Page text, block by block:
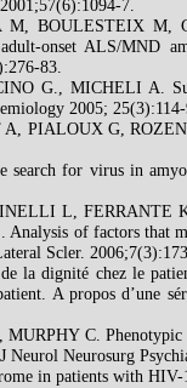
7.
BOULESTEIX M,
onset ALS/MND
83.
G., MICHELI A.
2005;
PIALOUX G,
search for virus in
L, FERRANTE
of factors that
Scler.
la dignité chez le
A propos d’une
C. Phenotypic
Neurol Neurosurg
in patients with